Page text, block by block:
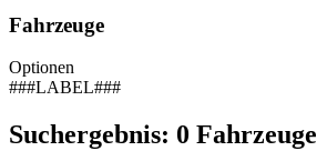
Fahrzeuge
Optionen
###LABEL###
Suchergebnis: 0 Fahrzeuge